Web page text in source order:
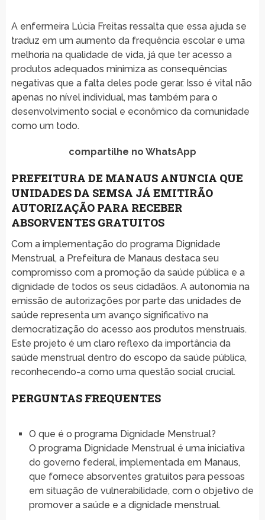
A enfermeira Lúcia Freitas ressalta que essa ajuda se
traduz em um aumento da frequência escolar e uma
melhoria na qualidade de vida, já que ter acesso a
produtos adequados minimiza as consequências
negativas que a falta deles pode gerar. Isso é vital não
apenas no nível individual, mas também para o
desenvolvimento social e econômico da comunidade
como um todo.
compartilhe no WhatsApp
PREFEITURA DE MANAUS ANUNCIA QUE
UNIDADES DA SEMSA JÁ EMITIRÃO
AUTORIZAÇÃO PARA RECEBER
ABSORVENTES GRATUITOS
Com a implementação do programa Dignidade
Menstrual, a Prefeitura de Manaus destaca seu
compromisso com a promoção da saúde pública e a
dignidade de todos os seus cidadãos. A autonomia na
emissão de autorizações por parte das unidades de
saúde representa um avanço significativo na
democratização do acesso aos produtos menstruais.
Este projeto é um claro reflexo da importância da
saúde menstrual dentro do escopo da saúde pública,
reconhecendo-a como uma questão social crucial.
PERGUNTAS FREQUENTES
O que é o programa Dignidade Menstrual?
O programa Dignidade Menstrual é uma iniciativa
do governo federal, implementada em Manaus,
que fornece absorventes gratuitos para pessoas
em situação de vulnerabilidade, com o objetivo de
promover a saúde e a dignidade menstrual.